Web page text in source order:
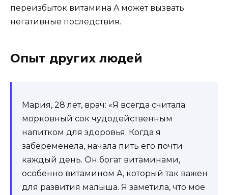
переизбыток витамина A может вызвать
негативные последствия.
Опыт других людей
Мария, 28 лет, врач: «Я всегда считала
морковный сок чудодейственным
напитком для здоровья. Когда я
забеременела, начала пить его почти
каждый день. Он богат витаминами,
особенно витамином А, который так важен
для развития малыша. Я заметила, что мое